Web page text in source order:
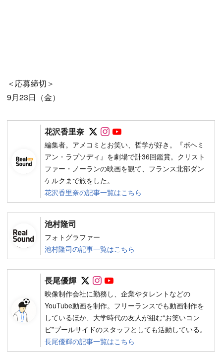
＜応募締切＞
9月23日（金）
花沢香里奈 Follow on SNS
Follow on SNS
編集者。アメコミとお笑い、哲学が好き。『ボヘミ
アン・ラプソディ』を劇場で計36回鑑賞。クリスト
ファー・ノーランの映画を観て、フランス北部ダン
ケルクまで旅をした。
花沢香里奈の記事一覧はこちら
池村隆司
フォトグラファー
池村隆司の記事一覧はこちら
長尾優輝 Follow on SNS
Follow on SNS
映像制作会社に勤務し、企業やタレントなどの
YouTube動画を制作。フリーランスでも動画制作を
しているほか、大学時代の友人が組む“お笑いコン
ビ”プールサイドのスタッフとしても活動している。
長尾優輝の記事一覧はこちら